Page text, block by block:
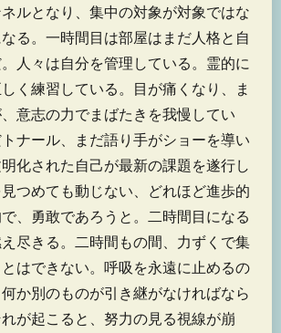
ルとなり、集中の対象が対象ではな
る。一時間目は部屋はまだ人格と自
人々は自分を管理している。霊的に
く練習している。目が痛くなり、ま
意志の力でまばたきを我慢してい
ナール、まだ語り手がショーを導い
化された自己が最新の課題を遂行し
つめても動じない、どれほど進歩的
、勇敢であろうと。二時間目になる
尽きる。二時間もの間、力ずくで集
はできない。呼吸を永遠に止めるの
か別のものが引き継がなければなら
が起こると、努力の見る視線が崩